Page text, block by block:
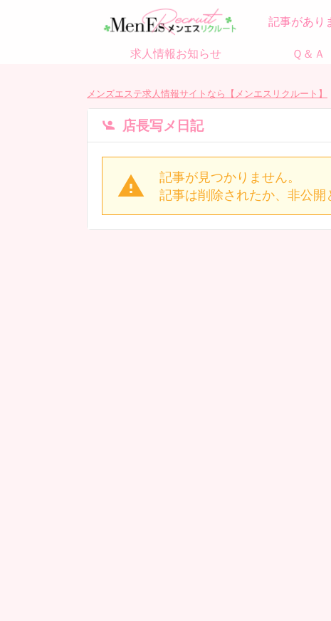
記事があり
求人情報お知らせ Ｑ＆Ａ
メンズエステ求人情報サイトなら【メンエスリクルート】
店長写メ日記
記事が見つかりません。
記事は削除されたか、非公開